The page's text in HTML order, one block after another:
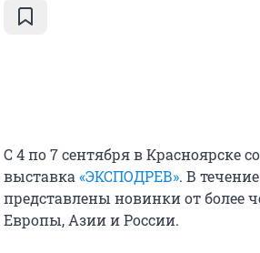
С 4 по 7 сентября в Красноярске
выставка «ЭКСПОДРЕВ». В
представлены новинки от
Европы, Азии и России.